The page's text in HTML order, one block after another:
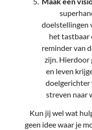
doelstellingen
het tastbaar
reminder van
zijn. Hierdoor
en leven
doelgerichter
streven naar
Kun jij wel wat
geen idee waar je